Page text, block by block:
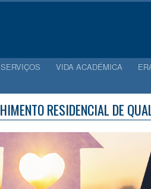
SERVIÇOS VIDA ACADÉMICA
RESIDENCIAL DE